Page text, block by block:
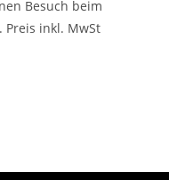
Besuch beim
inkl. MwSt